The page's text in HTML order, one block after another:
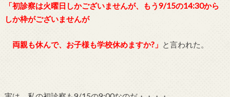
「初診察は火曜日しかございませんが、もう9/15の14:30から
しか枠がございませんが
両親も休んで、お子様も学校休めますか?」 と言われた。